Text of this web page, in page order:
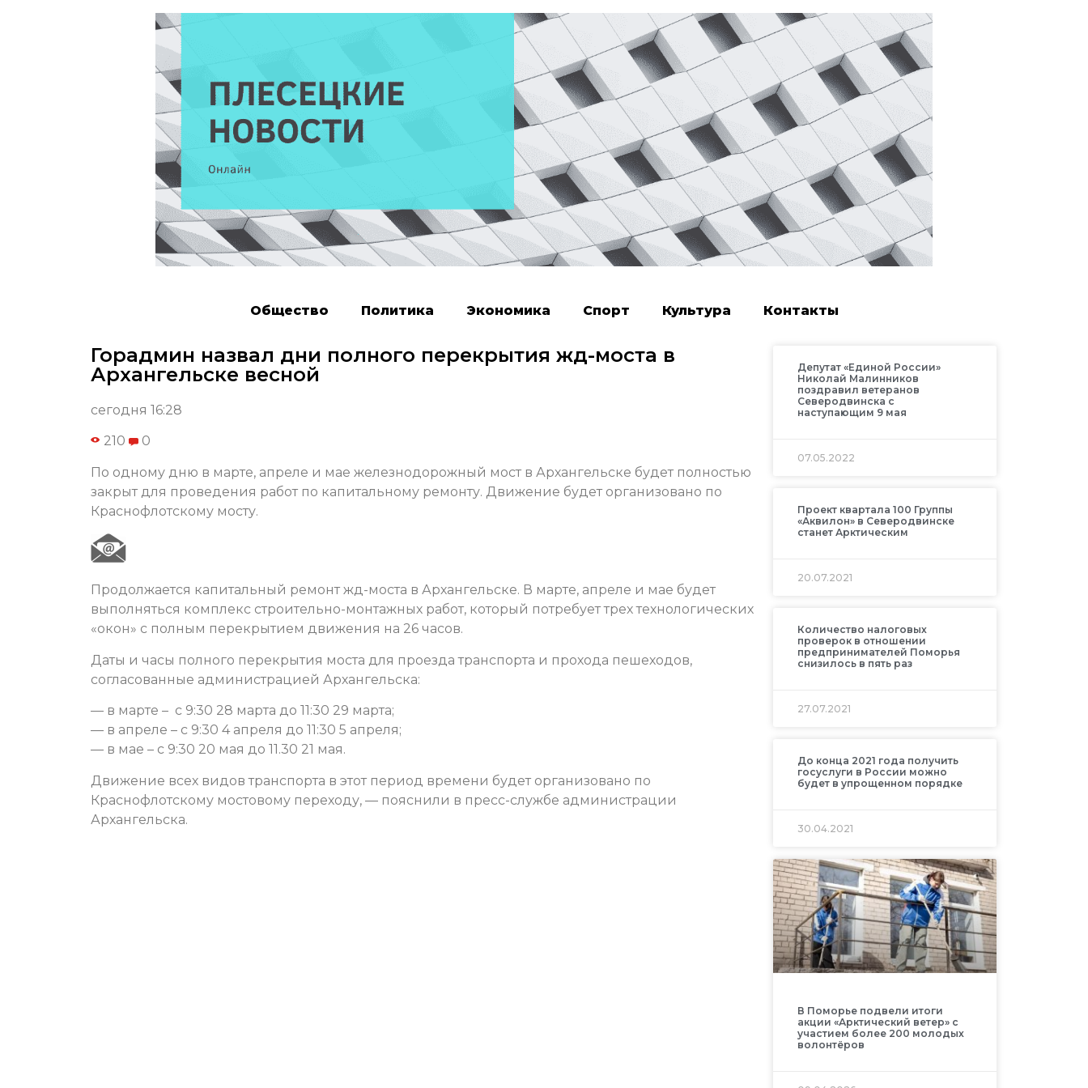
Общество Политика Экономика Спорт Культура Контакты
Горадмин назвал дни полного перекрытия жд-моста в
Архангельске весной
сегодня 16:28
210 0
По одному дню в марте, апреле и мае железнодорожный мост в Архангельске будет полностью
закрыт для проведения работ по капитальному ремонту. Движение будет организовано по
Краснофлотскому мосту.
Продолжается капитальный ремонт жд-моста в Архангельске. В марте, апреле и мае будет
выполняться комплекс строительно-монтажных работ, который потребует трех технологических
«окон» с полным перекрытием движения на 26 часов.
Даты и часы полного перекрытия моста для проезда транспорта и прохода пешеходов,
согласованные администрацией Архангельска:
— в марте – с 9:30 28 марта до 11:30 29 марта;
— в апреле – с 9:30 4 апреля до 11:30 5 апреля;
— в мае – с 9:30 20 мая до 11.30 21 мая.
Движение всех видов транспорта в этот период времени будет организовано по
Краснофлотскому мостовому переходу, — пояснили в пресс-службе администрации
Архангельска.
Депутат «Единой России»
Николай Малинников
поздравил ветеранов
Северодвинска с
наступающим 9 мая
07.05.2022
Проект квартала 100 Группы
«Аквилон» в Северодвинске
станет Арктическим
20.07.2021
Количество налоговых
проверок в отношении
предпринимателей Поморья
снизилось в пять раз
27.07.2021
До конца 2021 года получить
госуслуги в России можно
будет в упрощенном порядке
30.04.2021
В Поморье подвели итоги
акции «Арктический ветер» с
участием более 200 молодых
волонтёров